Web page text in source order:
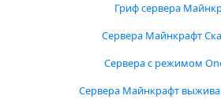
Гриф сервера
Сервера Майнкрафт
Сервера с режимом
Сервера Майнкрафт